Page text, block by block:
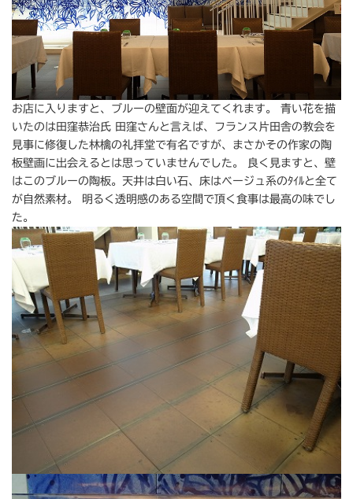
お店に入りますと、ブルーの壁面が迎えてくれます。 青い花を描
いたのは田窪恭治氏 田窪さんと言えば、フランス片田舎の教会を
見事に修復した林檎の礼拝堂で有名ですが、まさかその作家の陶
板壁画に出会えるとは思っていませんでした。 良く見ますと、壁
はこのブルーの陶板。天井は白い石、床はベージュ系のﾀｲﾙと全て
が自然素材。 明るく透明感のある空間で頂く食事は最高の味でし
た。